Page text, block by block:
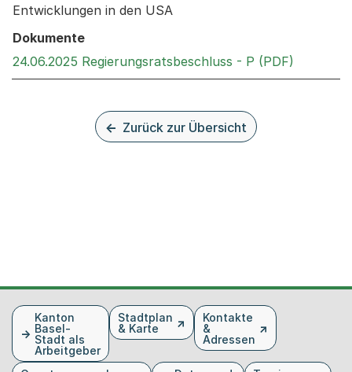
Entwicklungen in den USA
Dokumente
24.06.2025 Regierungsratsbeschluss - P (PDF)
Zurück zur Übersicht
FusszeileKanton
Basel-
Stadt als
Arbeitgeber
Stadtplan
& Karte
Kontakte
&
Adressen